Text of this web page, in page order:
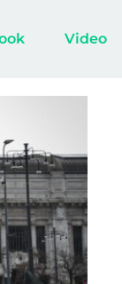
Video